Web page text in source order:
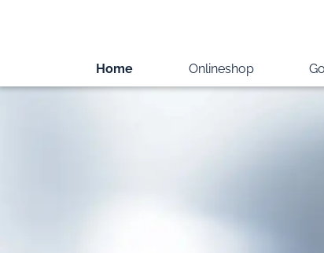
Home Onlineshop